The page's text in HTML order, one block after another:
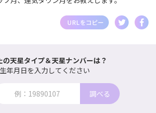
の天星タイプ＆天星ナンバーは？
生年月日を入力してください
調べる